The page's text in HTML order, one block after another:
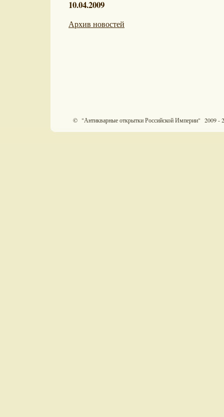
10.04.2009
Архив новостей
© "Антикварные открытки Российской Империи" 2009 -